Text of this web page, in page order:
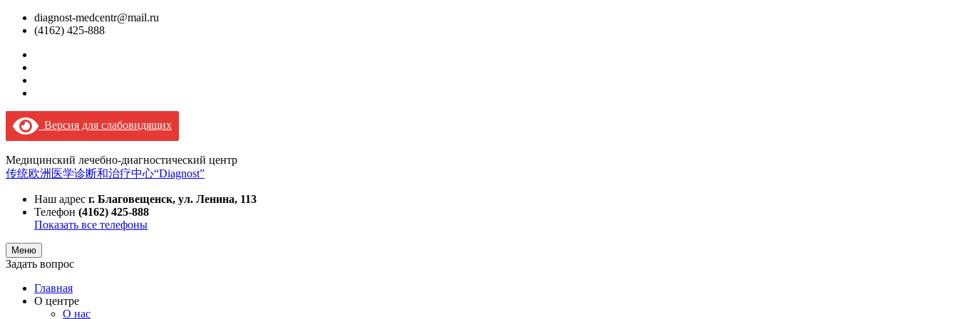
diagnost-medcentr@mail.ru
(4162) 425-888
Версия для слабовидящих
Медицинский лечебно-диагностический центр
传统欧洲医学诊断和治疗中心“Diagnost”
Наш адрес г. Благовещенск, ул. Ленина, 113
Телефон (4162) 425-888
Показать все телефоны
Меню
Задать вопрос
Главная
О центре
О нас